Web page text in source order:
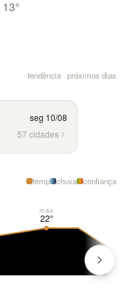
13°
tendência · próximos dias
seg 10/08
57 cidades
temp chuva confiança
22°
máx